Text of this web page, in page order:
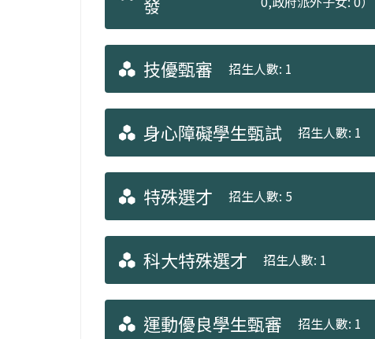
技優甄審 招生人數: 1
身心障礙學生甄試 招生人數: 1
特殊選才 招生人數: 5
科大特殊選才 招生人數: 1
運動優良學生甄審 招生人數: 1